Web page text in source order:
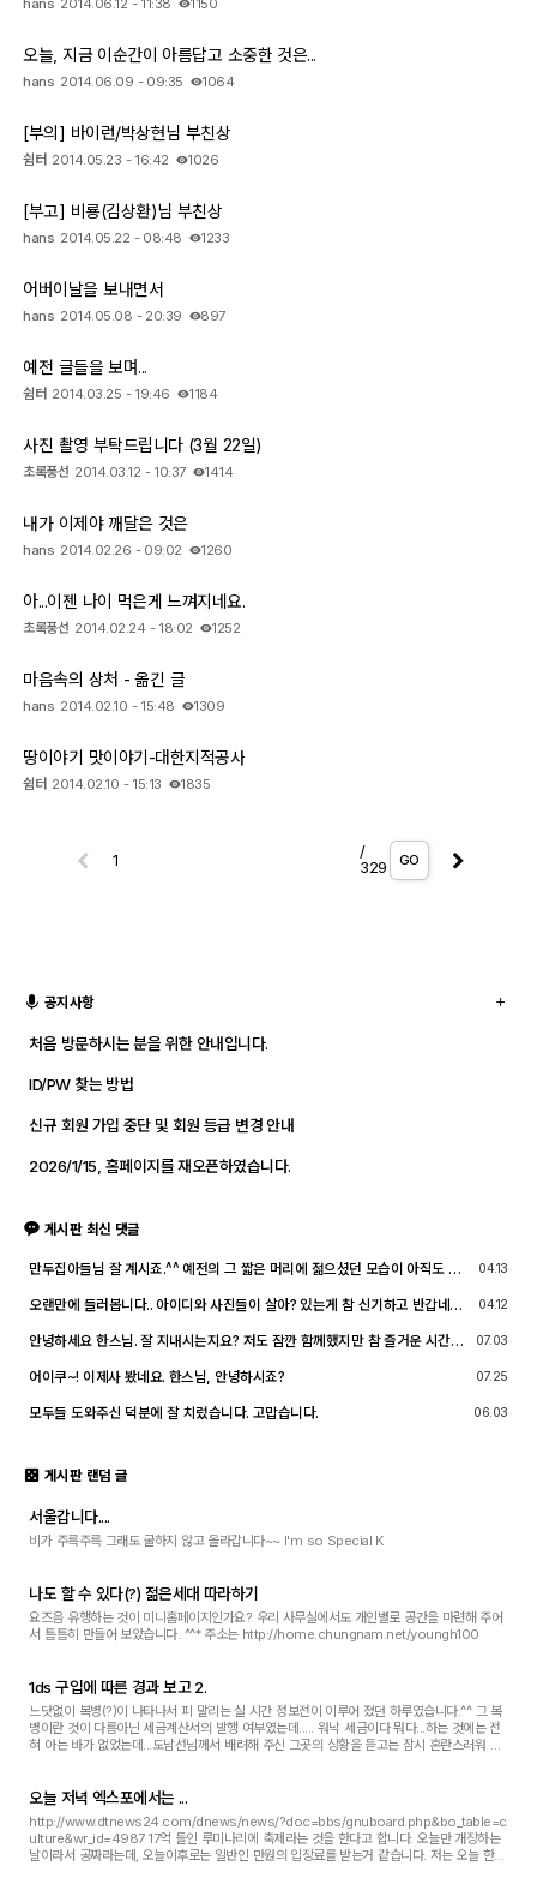
오늘, 지금 이순간이 아름답고 소중한 것은...
hans 2014.06.09 - 09:35 1064
[부의] 바이런/박상현님 부친상
쉼터 2014.05.23 - 16:42 1026
[부고] 비룡(김상환)님 부친상
hans 2014.05.22 - 08:48 1233
어버이날을 보내면서
hans 2014.05.08 - 20:39 897
예전 글들을 보며...
쉼터 2014.03.25 - 19:46 1184
사진 촬영 부탁드립니다 (3월 22일)
초록풍선 2014.03.12 - 10:37 1414
내가 이제야 깨달은 것은
hans 2014.02.26 - 09:02 1260
아...이젠 나이 먹은게 느껴지네요.
초록풍선 2014.02.24 - 18:02 1252
마음속의 상처 - 옮긴 글
hans 2014.02.10 - 15:48 1309
땅이야기 맛이야기-대한지적공사
쉼터 2014.02.10 - 15:13 1835
/
329
GO
공지사항
처음 방문하시는 분을 위한 안내입니다.
ID/PW 찾는 방법
신규 회원 가입 중단 및 회원 등급 변경 안내
2026/1/15, 홈페이지를 재오픈하였습니다.
게시판 최신 댓글
만두집아들님 잘 계시죠.^^ 예전의 그 짧은 머리에 젊으셨던 모습이 아직도 기
호회 활동의 추억을 남길 겸 가능한 계속 홈페이지를 유지할 예정입니다. 생각
나실 때 종종 방문해 주세요.^^
04.13
오랜만에 들러봅니다.. 아이디와 사진들이 살아? 있는게 참 신기하고 반갑네요
이제 제가 그 나이가 되버렸습니다^^..
04.12
안녕하세요 한스님. 잘 지내시는지요? 저도 잠깐 함께했지만 참 즐거운 시간이
07.03
어이쿠~! 이제사 봤네요. 한스님, 안녕하시죠? 07.25
모두들 도와주신 덕분에 잘 치렀습니다. 고맙습니다. 06.03
게시판 랜덤 글
서울갑니다....
비가 주륵주륵 그래도 굴하지 않고 올라갑니다~~ I'm so Special K
나도 할 수 있다(?) 젊은세대 따라하기
요즈음 유행하는 것이 미니홈페이지인가요? 우리 사무실에서도 개인별로 공간을 마련해 주어
서 틈틈히 만들어 보았습니다. ^^* 주소는 http://home.chungnam.net/youngh100
1ds 구입에 따른 경과 보고 2.
느닷없이 복병(?)이 나타나서 피 말리는 실 시간 정보전이 이루어 졌던 하루였습니다.^^ 그 복
병이란 것이 다름아닌 세금계산서의 발행 여부였는데..... 워낙 세금이다 뭐다...하는 것에는 전
혀 아는 바가 없었는데...도남선님께서 배려해 주신 그곳의 상황을 듣고는 잠시 혼란스러워 지
오늘 저녁 엑스포에서는 ...
http://www.dtnews24.com/dnews/news/?doc=bbs/gnuboard.php&bo_table=c
ulture&wr_id=4987 17억 들인 루미나리에 축제라는 것을 한다고 합니다. 오늘만 개장하는
날이라서 공짜라는데, 오늘이후로는 일반인 만원의 입장료를 받는거 같습니다. 저는 오늘 한번